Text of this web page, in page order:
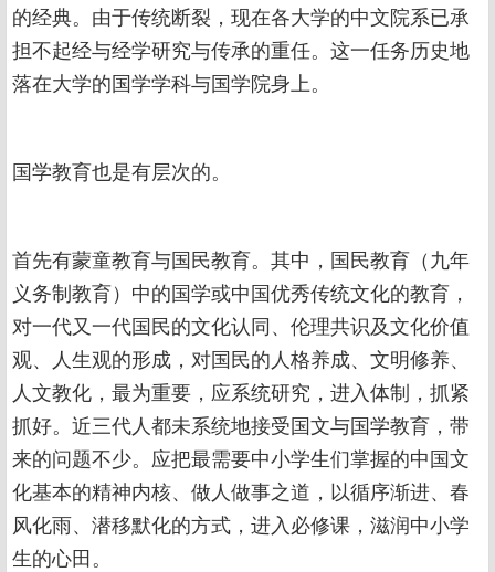
的经典。由于传统断裂，现在各大学的中文院系已承
担不起经与经学研究与传承的重任。这一任务历史地
落在大学的国学学科与国学院身上。
国学教育也是有层次的。
首先有蒙童教育与国民教育。其中，国民教育（九年
义务制教育）中的国学或中国优秀传统文化的教育，
对一代又一代国民的文化认同、伦理共识及文化价值
观、人生观的形成，对国民的人格养成、文明修养、
人文教化，最为重要，应系统研究，进入体制，抓紧
抓好。近三代人都未系统地接受国文与国学教育，带
来的问题不少。应把最需要中小学生们掌握的中国文
化基本的精神内核、做人做事之道，以循序渐进、春
风化雨、潜移默化的方式，进入必修课，滋润中小学
生的心田。